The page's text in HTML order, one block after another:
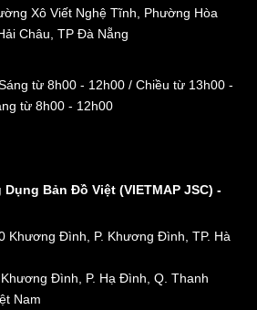
Xô Viết Nghệ Tĩnh, Phường Hòa
Châu, TP Đà Nẵng
từ 8h00 - 12h00 / Chiều từ 13h00 -
từ 8h00 - 12h00
Bản Đồ Việt (VIETMAP JSC) -
Khương Đình, P. Khương Đình, TP. Hà
Đình, P. Hạ Đình, Q. Thanh
Nam